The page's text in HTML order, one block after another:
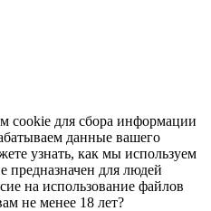
cookie для сбора информации
данные вашего
узнать, как мы используем
предназначен для людей
на использование файлов
не менее 18 лет?